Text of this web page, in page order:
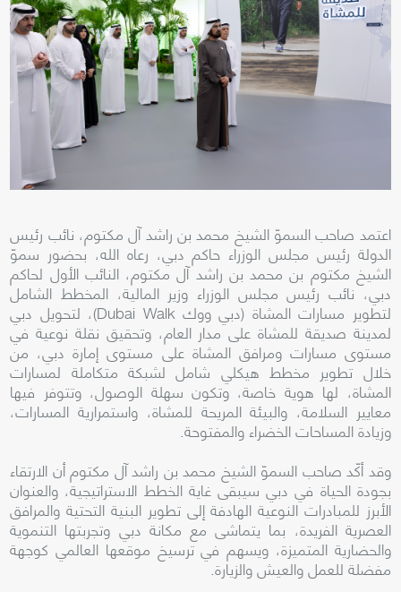
اعتمد صاحب السموّ الشيخ محمد بن راشد آل مكتوم، نائب رئيس
الدولة رئيس مجلس الوزراء حاكم دبي، رعاه الله، بحضور سموّ
الشيخ مكتوم بن محمد بن راشد آل مكتوم، النائب الأول لحاكم
دبي، نائب رئيس مجلس الوزراء وزير المالية، المخطط الشامل
لتطوير مسارات المشاة (دبي ووك Dubai Walk)، لتحويل دبي
لمدينة صديقة للمشاة على مدار العام، وتحقيق نقلة نوعية في
مستوى مسارات ومرافق المشاة على مستوى إمارة دبي، من
خلال تطوير مخطط هيكلي شامل لشبكة متكاملة لمسارات
المشاة، لها هوية خاصة، وتكون سهلة الوصول، وتتوفر فيها
معايير السلامة، والبيئة المريحة للمشاة، واستمرارية المسارات،
وزيادة المساحات الخضراء والمفتوحة.
وقد أكّد صاحب السموّ الشيخ محمد بن راشد آل مكتوم أن الارتقاء
بجودة الحياة في دبي سيبقى غاية الخطط الاستراتيجية، والعنوان
الأبرز للمبادرات النوعية الهادفة إلى تطوير البنية التحتية والمرافق
العصرية الفريدة، بما يتماشى مع مكانة دبي وتجربتها التنموية
والحضارية المتميزة، ويسهم في ترسيخ موقعها العالمي كوجهة
مفضلة للعمل والعيش والزيارة.